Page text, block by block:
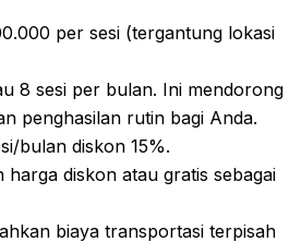
per sesi (tergantung lokasi
8 sesi per bulan. Ini mendorong
penghasilan rutin bagi Anda.
bulan diskon 15%.
diskon atau gratis sebagai
biaya transportasi terpisah